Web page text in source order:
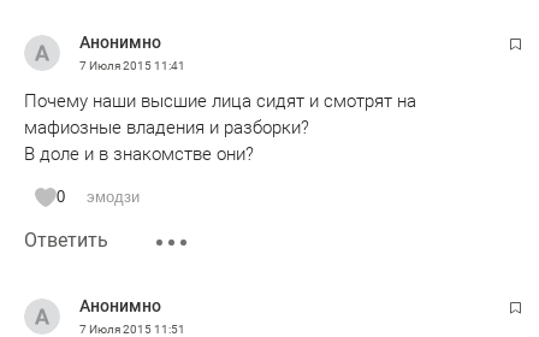
Анонимно
7 Июля 201511:41
Почему наши высшие лица сидят и смотрят на
мафиозные владения и разборки?
В доле и в знакомстве они?
0 эмодзи
Ответить
Анонимно
7 Июля 201511:51